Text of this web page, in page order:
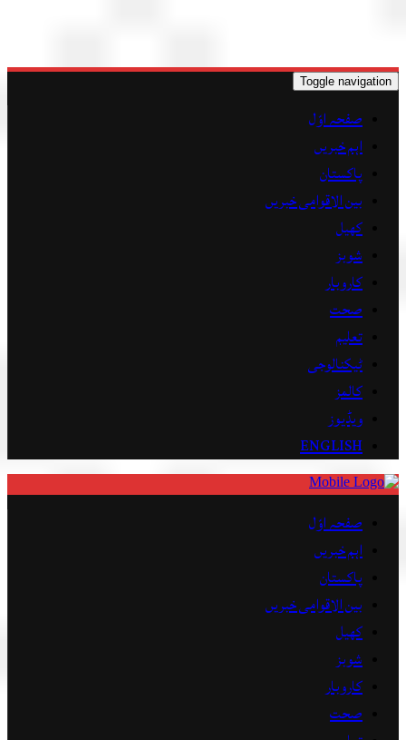
Toggle
صفحہ اوّل
اہم خبریں
پاکستان
بین الاقوامی خبریں
کھیل
شوبز
کاروبار
صحت
تعلیم
ٹیکنالوجی
کالمز
ویڈیوز
ENGLISH
صفحہ اوّل
اہم خبریں
پاکستان
بین الاقوامی خبریں
کھیل
شوبز
کاروبار
صحت